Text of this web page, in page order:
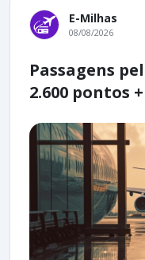
E-Milhas
08/08/2026
Passagens
2.600 pontos